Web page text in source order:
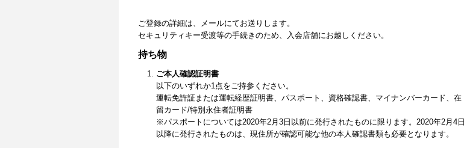
ご登録の詳細は、メールにてお送りします。
セキュリティキー受渡等の手続きのため、入会店舗にお越しください。
持ち物
ご本人確認証明書
以下のいずれか1点をご持参ください。
運転免許証または運転経歴証明書、パスポート、資格確認書、マイナンバーカード、在
留カード/特別永住者証明書
※パスポートについては2020年2月3日以前に発行されたものに限ります。2020年2月4日
以降に発行されたものは、現住所が確認可能な他の本人確認書類も必要となります。